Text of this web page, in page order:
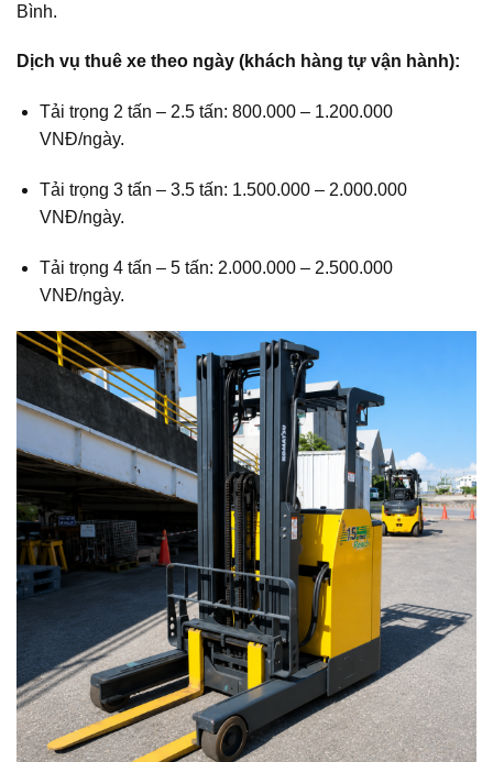
Bình.
Dịch vụ thuê xe theo ngày (khách hàng tự vận hành):
Tải trọng 2 tấn – 2.5 tấn: 800.000 – 1.200.000
VNĐ/ngày.
Tải trọng 3 tấn – 3.5 tấn: 1.500.000 – 2.000.000
VNĐ/ngày.
Tải trọng 4 tấn – 5 tấn: 2.000.000 – 2.500.000
VNĐ/ngày.